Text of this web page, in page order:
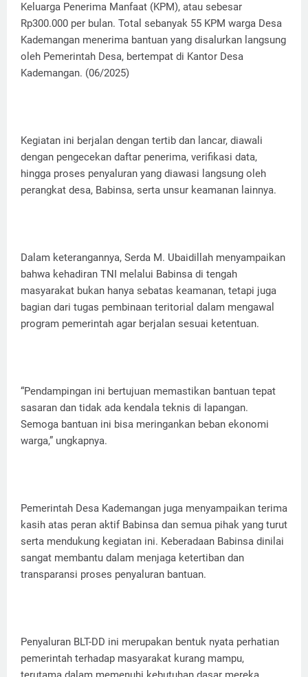
Keluarga Penerima Manfaat (KPM), atau sebesar
Rp300.000 per bulan. Total sebanyak 55 KPM warga Desa
Kademangan menerima bantuan yang disalurkan langsung
oleh Pemerintah Desa, bertempat di Kantor Desa
Kademangan. (06/2025)
Kegiatan ini berjalan dengan tertib dan lancar, diawali
dengan pengecekan daftar penerima, verifikasi data,
hingga proses penyaluran yang diawasi langsung oleh
perangkat desa, Babinsa, serta unsur keamanan lainnya.
Dalam keterangannya, Serda M. Ubaidillah menyampaikan
bahwa kehadiran TNI melalui Babinsa di tengah
masyarakat bukan hanya sebatas keamanan, tetapi juga
bagian dari tugas pembinaan teritorial dalam mengawal
program pemerintah agar berjalan sesuai ketentuan.
“Pendampingan ini bertujuan memastikan bantuan tepat
sasaran dan tidak ada kendala teknis di lapangan.
Semoga bantuan ini bisa meringankan beban ekonomi
warga,” ungkapnya.
Pemerintah Desa Kademangan juga menyampaikan terima
kasih atas peran aktif Babinsa dan semua pihak yang turut
serta mendukung kegiatan ini. Keberadaan Babinsa dinilai
sangat membantu dalam menjaga ketertiban dan
transparansi proses penyaluran bantuan.
Penyaluran BLT-DD ini merupakan bentuk nyata perhatian
pemerintah terhadap masyarakat kurang mampu,